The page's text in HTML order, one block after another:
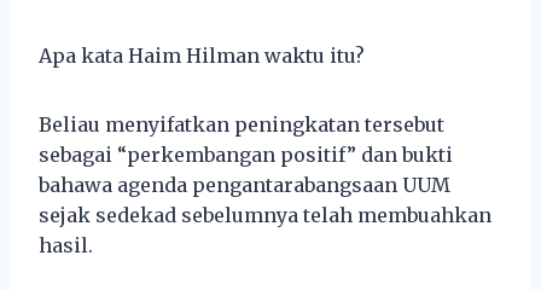
Apa kata Haim Hilman waktu itu?
Beliau menyifatkan peningkatan tersebut
sebagai “perkembangan positif” dan bukti
bahawa agenda pengantarabangsaan UUM
sejak sedekad sebelumnya telah membuahkan
hasil.